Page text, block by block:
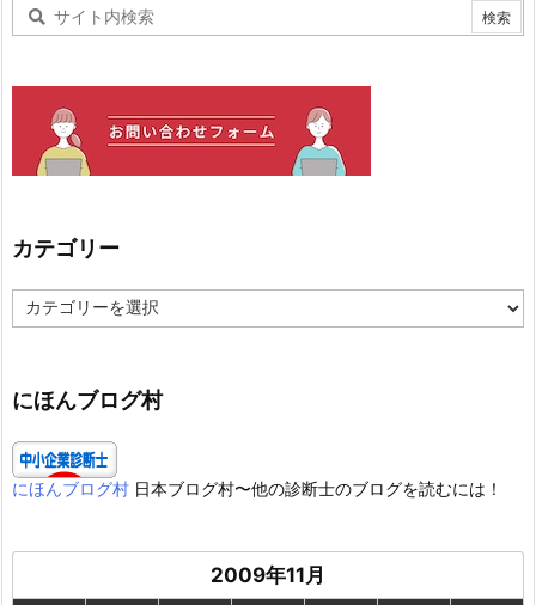
カテゴリー
テ
ー
にほんブログ村
にほんブログ村 日本ブログ村〜他の診断士のブログを読むには！
2009年11月